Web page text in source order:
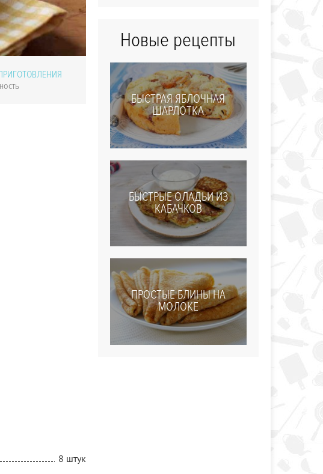
8 штук
Новые рецепты
БЫСТРАЯ ЯБЛОЧНАЯ
ШАРЛОТКА
БЫСТРЫЕ ОЛАДЬИ ИЗ
КАБАЧКОВ
ПРОСТЫЕ БЛИНЫ НА
МОЛОКЕ